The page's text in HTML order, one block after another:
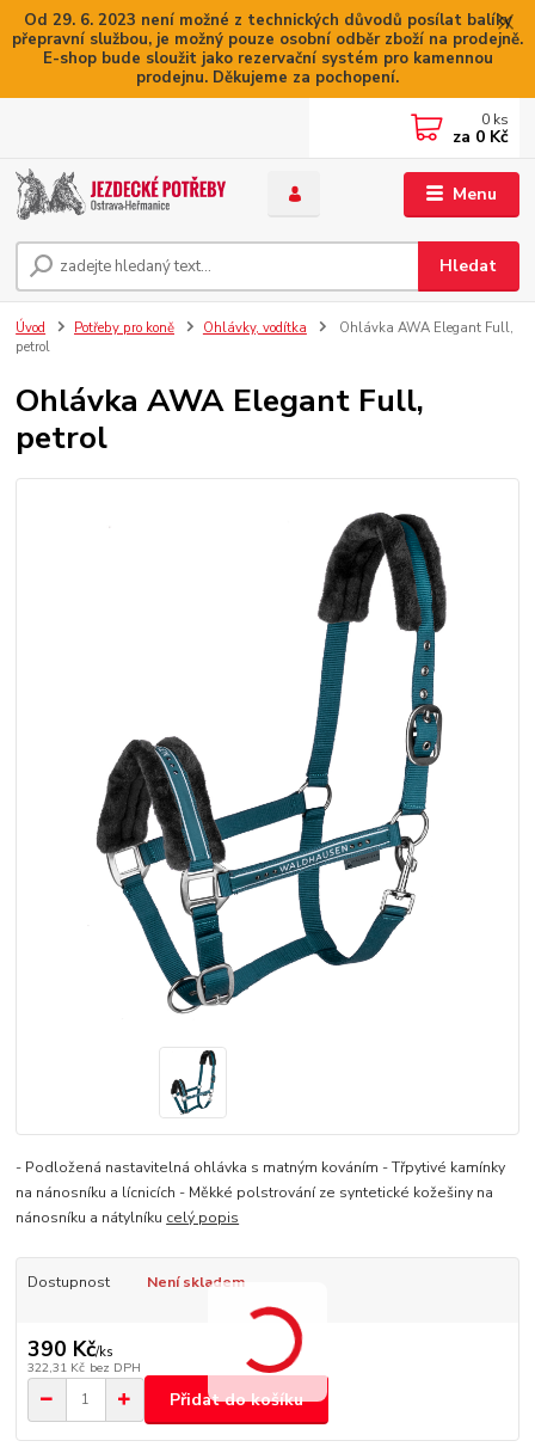
Od 29. 6. 2023 není možné z technických důvodů posílat balíky
přepravní službou, je možný pouze osobní odběr zboží na prodejně.
E-shop bude sloužit jako rezervační systém pro kamennou
prodejnu. Děkujeme za pochopení.
Menu
Hledat
0 ks
za 0 Kč
Úvod Potřeby pro koně Ohlávky, vodítka
Ohlávka AWA Elegant Full,
petrol
Ohlávka AWA Elegant Full,
petrol
- Podložená nastavitelná ohlávka s matným kováním - Třpytivé kamínky
na nánosníku a lícnicích - Měkké polstrování ze syntetické kožešiny na
nánosníku a nátylníku celý popis
Dostupnost Není skladem
390 Kč/ks
322,31 Kč bez DPH
Přidat do košíku